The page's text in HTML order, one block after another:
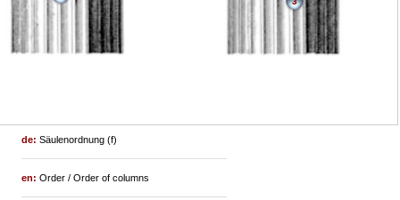
de:Säulenordnung (f)
en:Order / Order of columns